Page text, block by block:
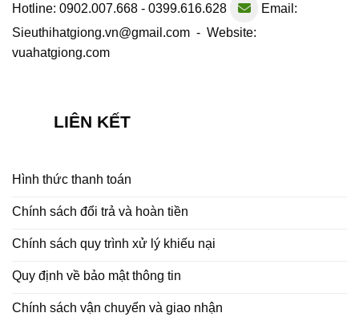
Hotline: 0902.007.668 - 0399.616.628
Email:
Sieuthihatgiong.vn@gmail.com - Website:
vuahatgiong.com
LIÊN KẾT
Hình thức thanh toán
Chính sách đổi trả và hoàn tiền
Chính sách quy trình xử lý khiếu nại
Quy định về bảo mật thông tin
Chính sách vận chuyển và giao nhận